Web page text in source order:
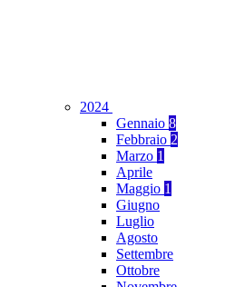
2024
Gennaio 8
Febbraio 2
Marzo 1
Aprile
Maggio 1
Giugno
Luglio
Agosto
Settembre
Ottobre